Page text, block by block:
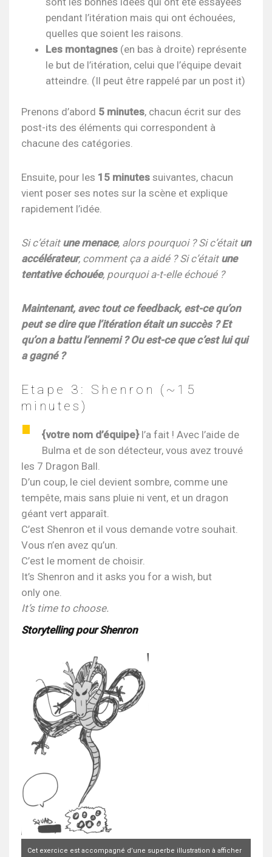
pendant l’itération mais qui ont échouées,
quelles que soient les raisons.
Les montagnes (en bas à droite) représente
le but de l’itération, celui que l’équipe devait
atteindre. (Il peut être rappelé par un post it)
Prenons d’abord 5 minutes, chacun écrit sur des
post-its des éléments qui correspondent à
chacune des catégories.
Ensuite, pour les 15 minutes suivantes, chacun
vient poser ses notes sur la scène et explique
rapidement l’idée.
Si c’était une menace, alors pourquoi ? Si c’étaitun
accélérateur, comment ça a aidé ? Si c’était une
tentative échouée, pourquoi a-t-elle échoué ?
Maintenant, avec tout ce feedback, est-ce qu’on
peut se dire que l’itération était un succès ? Et
qu’on a battu l’ennemi ? Ou est-ce que c’est lui qui
a gagné ?
Etape 3: Shenron (~15
minutes)
{votre nom d’équipe}l’a fait ! Avec l’aide de
Bulma et de son détecteur, vous avez trouvé
les 7 Dragon Ball.
D’un coup, le ciel devient sombre, comme une
tempête, mais sans pluie ni vent, et un dragon
géant vert apparaît.
C’est Shenron et il vous demande votre souhait.
Vous n’en avez qu’un.
C’est le moment de choisir.
It’s Shenron and it asks you for a wish, but
only one.
It’s time to choose.
Storytelling pour Shenron
Cet exercice est accompagné d’une superbe illustration à afficher